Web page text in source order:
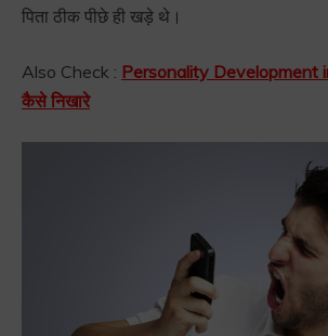
पिता ठीक पीछे ही खड़े थे।
Also Check : Personality Development
कैसे निखारे